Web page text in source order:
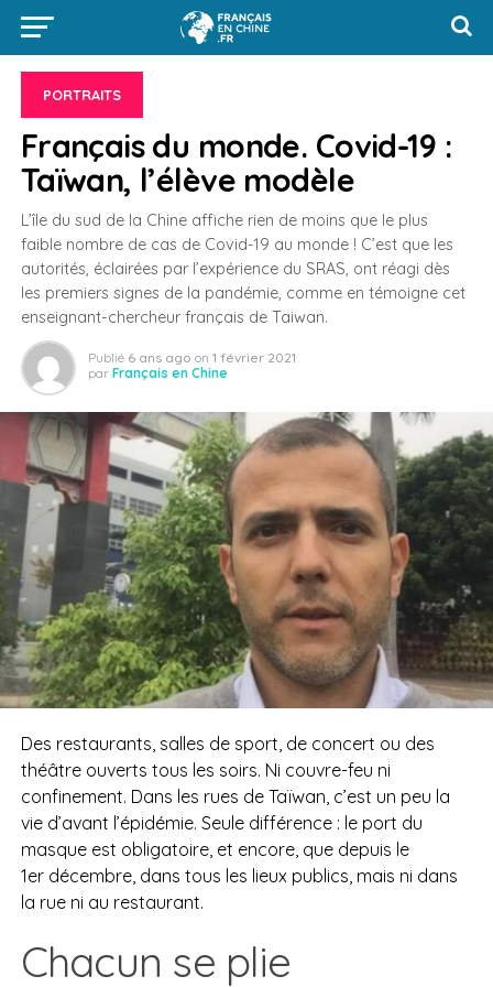
PORTRAITS
Français du monde. Covid-19 :
Taïwan, l’élève modèle
L’île du sud de la Chine affiche rien de moins que le plus
faible nombre de cas de Covid-19 au monde ! C’est que les
autorités, éclairées par l’expérience du SRAS, ont réagi dès
les premiers signes de la pandémie, comme en témoigne cet
enseignant-chercheur français de Taiwan.
Publié 6 ans ago on 1 février 2021
par Français en Chine
Des restaurants, salles de sport, de concert ou des
théâtre ouverts tous les soirs. Ni couvre-feu ni
confinement. Dans les rues de Taïwan, c’est un peu la
vie d’avant l’épidémie. Seule différence : le port du
masque est obligatoire, et encore, que depuis le
1er décembre, dans tous les lieux publics, mais ni dans
la rue ni au restaurant.
Chacun se plie